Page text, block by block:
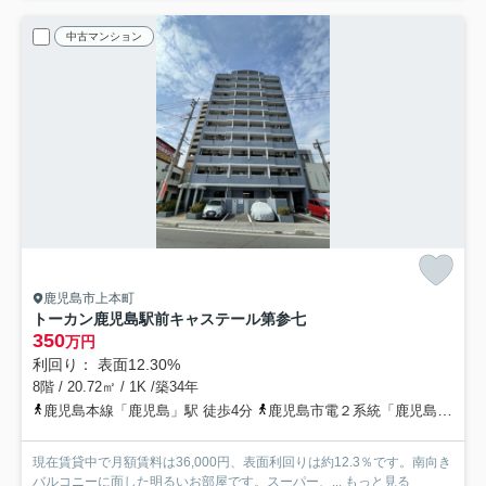
中古マンション
鹿児島市上本町
トーカン鹿児島駅前キャステール第参七
350万円
利回り： 表面12.30%
8階 / 20.72㎡ / 1K /築34年
鹿児島本線「鹿児島」駅 徒歩4分
鹿児島市電２系統「鹿児島駅前」駅 徒歩3分
現在賃貸中で月額賃料は36,000円、表面利回りは約12.3％です。南向き
バルコニーに面した明るいお部屋です。スーパー、...
もっと見る